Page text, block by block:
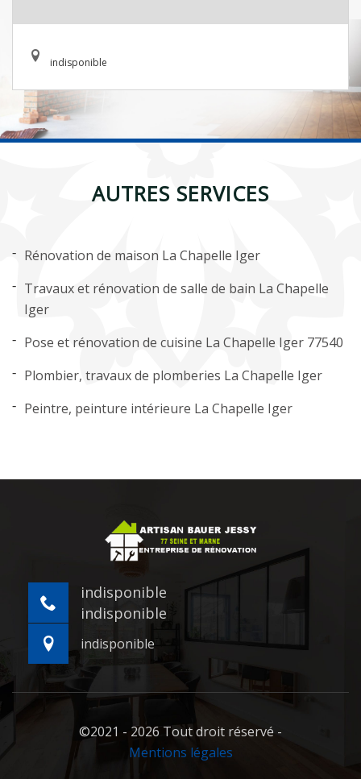
indisponible
AUTRES SERVICES
Rénovation de maison La Chapelle Iger
Travaux et rénovation de salle de bain La Chapelle
Iger
Pose et rénovation de cuisine La Chapelle Iger 77540
Plombier, travaux de plomberies La Chapelle Iger
Peintre, peinture intérieure La Chapelle Iger
indisponible
indisponible
indisponible
©2021 - 2026 Tout droit réservé -
Mentions légales